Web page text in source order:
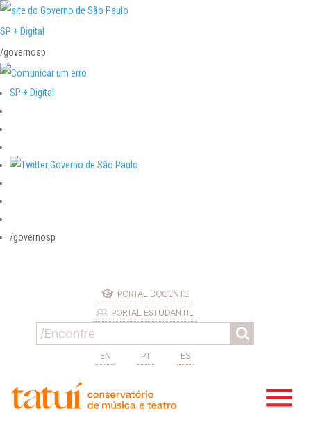
SP + Digital
/governosp
SP + Digital
/governosp
PORTAL DOCENTE
PORTAL ESTUDANTIL
EN PT ES